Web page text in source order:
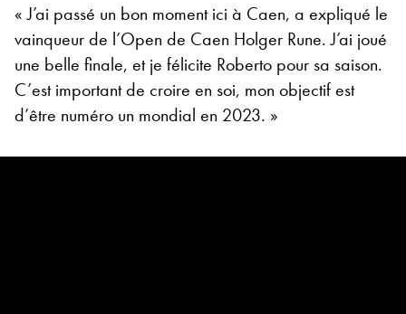
« J’ai passé un bon moment ici à Caen, a expliqué le
vainqueur de l’Open de Caen Holger Rune. J’ai joué
une belle finale, et je félicite Roberto pour sa saison.
C’est important de croire en soi, mon objectif est
d’être numéro un mondial en 2023. »